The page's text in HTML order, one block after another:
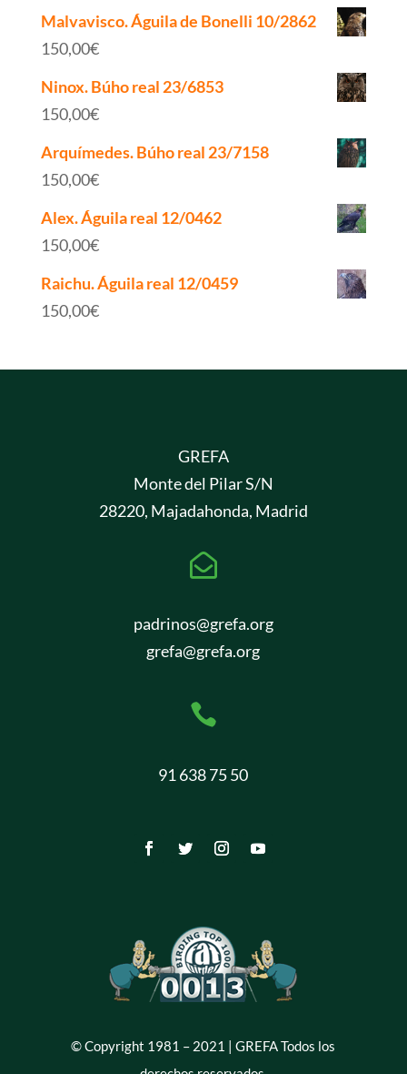
Malvavisco. Águila de Bonelli 10/2862
150,00€
Ninox. Búho real 23/6853
150,00€
Arquímedes. Búho real 23/7158
150,00€
Alex. Águila real 12/0462
150,00€
Raichu. Águila real 12/0459
150,00€
GREFA
Monte del Pilar S/N
28220, Majadahonda, Madrid

padrinos@grefa.org
grefa@grefa.org

91 638 75 50
© Copyright 1981 – 2021 | GREFA Todos los